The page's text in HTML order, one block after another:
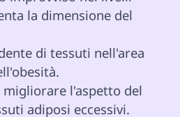
la dimensione del
di tessuti nell'area
l'aspetto del
adiposi eccessivi.